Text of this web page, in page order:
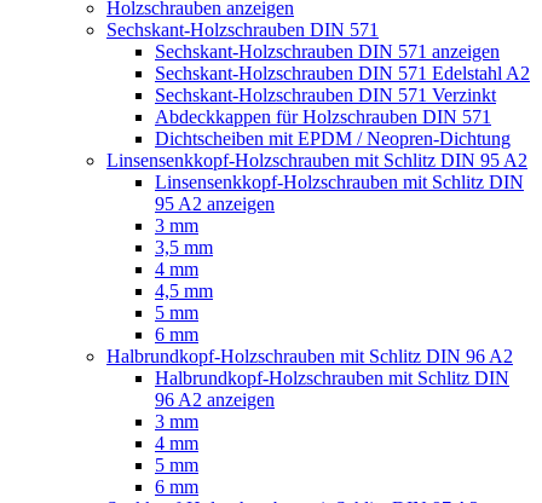
Holzschrauben anzeigen
Sechskant-Holzschrauben DIN 571
Sechskant-Holzschrauben DIN 571 anzeigen
Sechskant-Holzschrauben DIN 571 Edelstahl A2
Sechskant-Holzschrauben DIN 571 Verzinkt
Abdeckkappen für Holzschrauben DIN 571
Dichtscheiben mit EPDM / Neopren-Dichtung
Linsensenkkopf-Holzschrauben mit Schlitz DIN 95 A2
Linsensenkkopf-Holzschrauben mit Schlitz DIN
95 A2 anzeigen
3 mm
3,5 mm
4 mm
4,5 mm
5 mm
6 mm
Halbrundkopf-Holzschrauben mit Schlitz DIN 96 A2
Halbrundkopf-Holzschrauben mit Schlitz DIN
96 A2 anzeigen
3 mm
4 mm
5 mm
6 mm